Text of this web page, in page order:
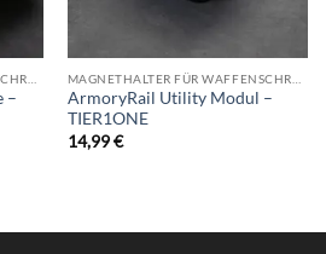
–
ArmoryRail Utility Modul –
TIER1ONE
14,99€